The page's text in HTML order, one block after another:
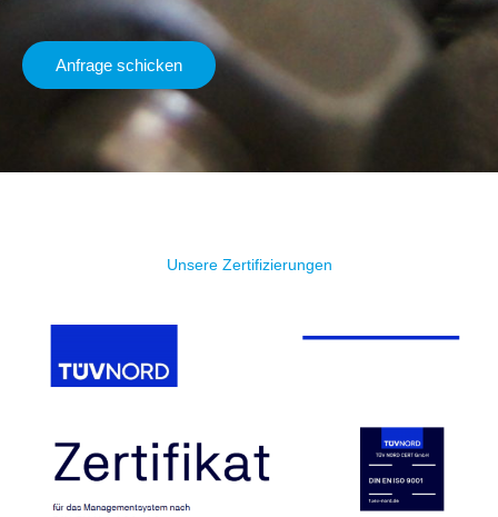
Anfrage schicken
Unsere Zertifizierungen